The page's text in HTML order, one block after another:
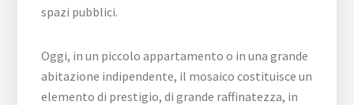
spazi pubblici.
Oggi, in un piccolo appartamento o in una grande
abitazione indipendente, il mosaico costituisce un
elemento di prestigio, di grande raffinatezza, in